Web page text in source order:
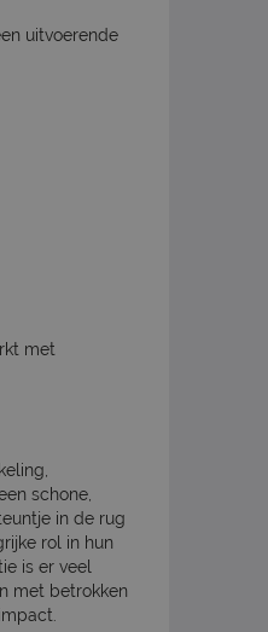
uitvoerende
met
schone,
in de rug
rol in hun
is er veel
met betrokken